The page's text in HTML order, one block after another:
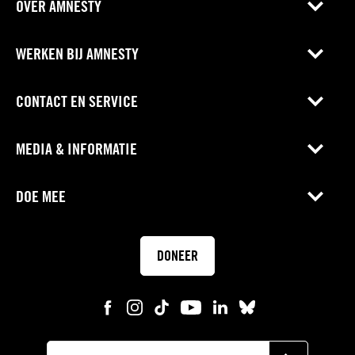
OVER AMNESTY
WERKEN BIJ AMNESTY
CONTACT EN SERVICE
MEDIA & INFORMATIE
DOE MEE
DONEER